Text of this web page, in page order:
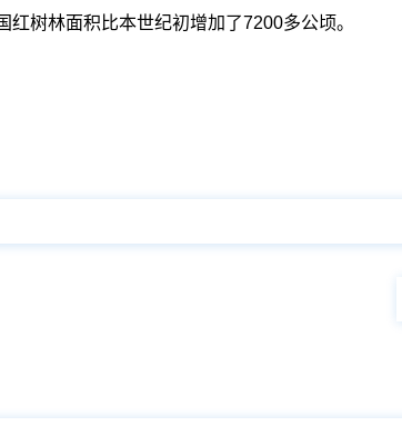
树林面积比本世纪初增加了7200多公顷。